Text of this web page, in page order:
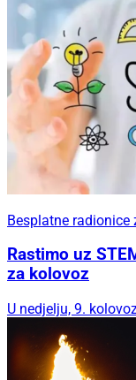
Besplatne radionice
Rastimo uz
za kolovoz
U nedjelju, 9.